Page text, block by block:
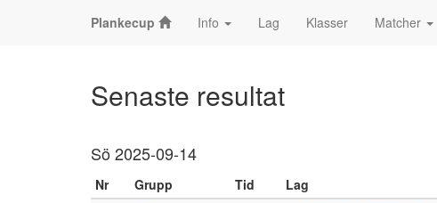
Plankecup Info Lag Klasser Matcher
Senaste resultat
Sö 2025-09-14
Nr Grupp Tid Lag